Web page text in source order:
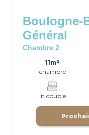
Boulogne-
Général
Chambre 2
11m²
chambre
lit double